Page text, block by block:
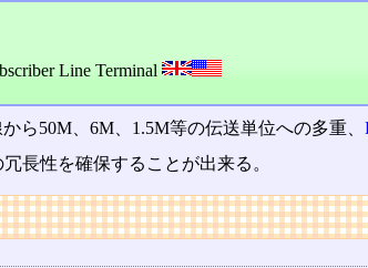
Line Terminal
ら50M、6M、1.5M等の伝送単位への多重、
長性を確保することが出来る。